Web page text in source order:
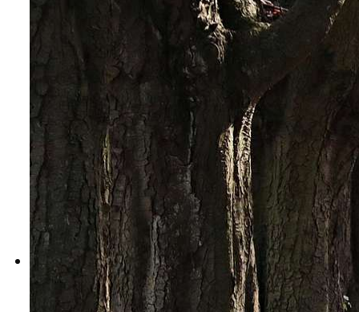
Dokumenty Kościoła
Instytuty świeckie kleryckie
Publikacje
Multimedia
IŚ W POLSCE
TERMINARZ
POLECAMY